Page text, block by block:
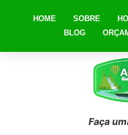
HOME SOBRE
BLOG
Faça